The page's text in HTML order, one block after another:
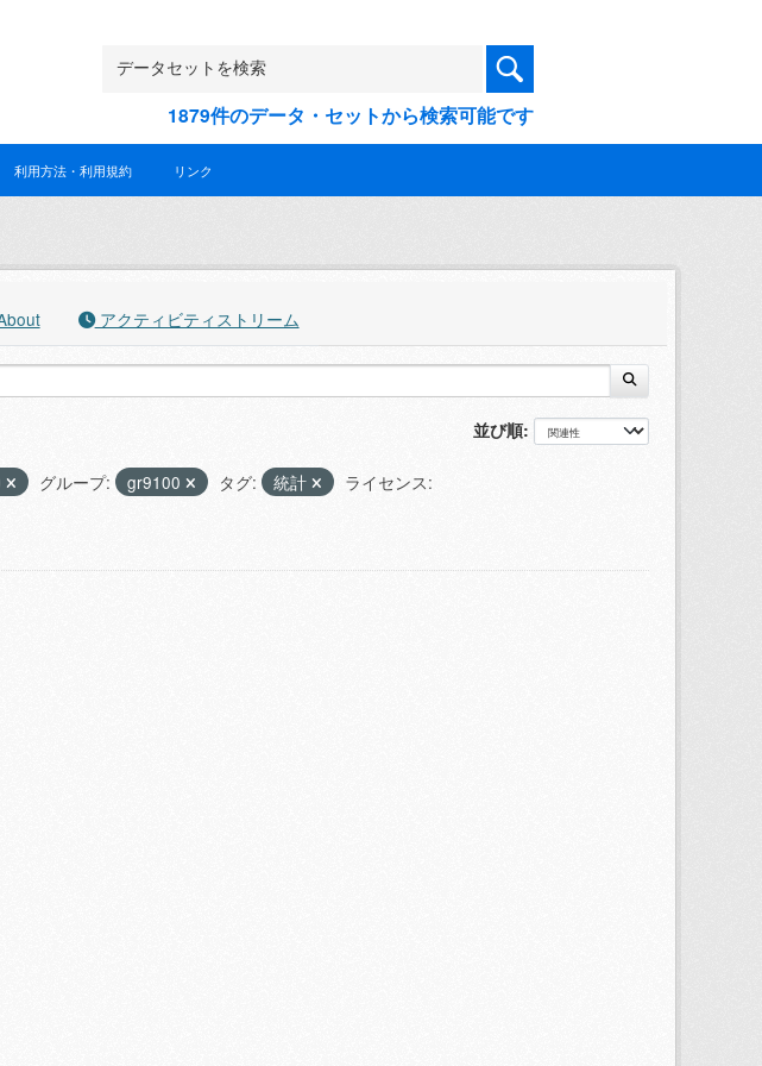
1879件のデータ・セットから検索可能です
利用方法・利用規約 リンク
アクティビティストリーム
並び順
グループ: gr9100 タグ: 統計
ライセンス: